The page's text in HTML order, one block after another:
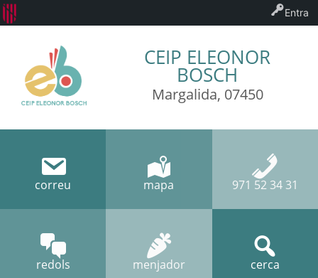
CEIP ELEONOR
BOSCH
Margalida, 07450
correu mapa 971 52 34 31
redols menjador cerca
Entra